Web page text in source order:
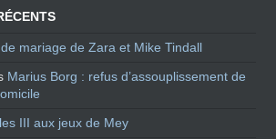
mariage de Zara et Mike Tindall
Marius Borg : refus d’assouplissement de
III aux jeux de Mey